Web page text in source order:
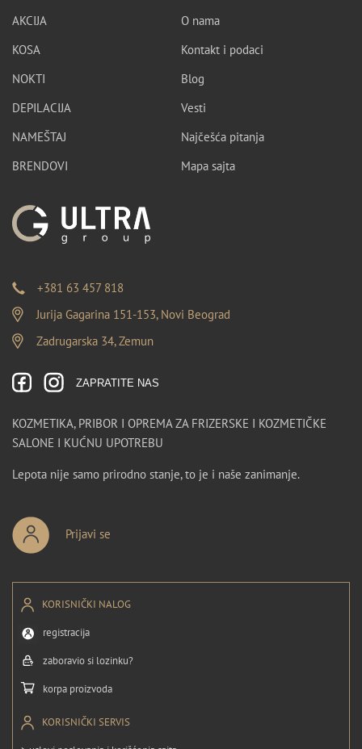
AKCIJA
KOSA
NOKTI
DEPILACIJA
NAMEŠTAJ
BRENDOVI
O nama
Kontakt i podaci
Blog
Vesti
Najčešća pitanja
Mapa sajta
+381 63 457 818
Jurija Gagarina 151-153, Novi Beograd
Zadrugarska 34, Zemun
ZAPRATITE NAS
KOZMETIKA, PRIBOR I OPREMA ZA FRIZERSKE I KOZMETIČKE
SALONE I KUĆNU UPOTREBU
Lepota nije samo prirodno stanje, to je i naše zanimanje.
Prijavi se
KORISNIČKI NALOG
registracija
zaboravio si lozinku?
korpa proizvoda
KORISNIČKI SERVIS